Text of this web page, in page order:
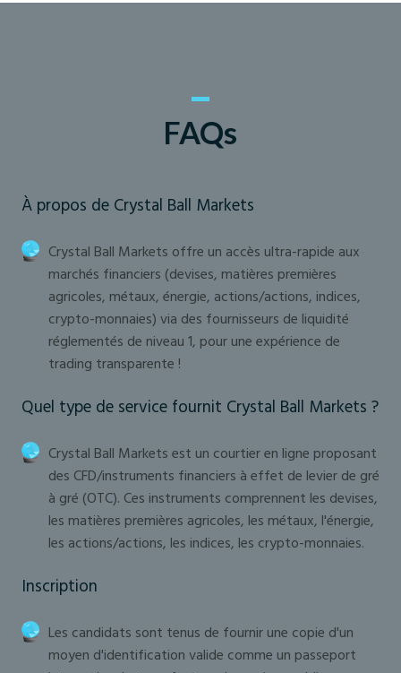
FAQs
À propos de Crystal Ball Markets
Crystal Ball Markets offre un accès ultra-rapide aux
marchés financiers (devises, matières premières
agricoles, métaux, énergie, actions/actions, indices,
crypto-monnaies) via des fournisseurs de liquidité
réglementés de niveau 1, pour une expérience de
trading transparente !
Quel type de service fournit Crystal Ball Markets ?
Crystal Ball Markets est un courtier en ligne proposant
des CFD/instruments financiers à effet de levier de gré
à gré (OTC). Ces instruments comprennent les devises,
les matières premières agricoles, les métaux, l'énergie,
les actions/actions, les indices, les crypto-monnaies.
Inscription
Les candidats sont tenus de fournir une copie d'un
moyen d'identification valide comme un passeport